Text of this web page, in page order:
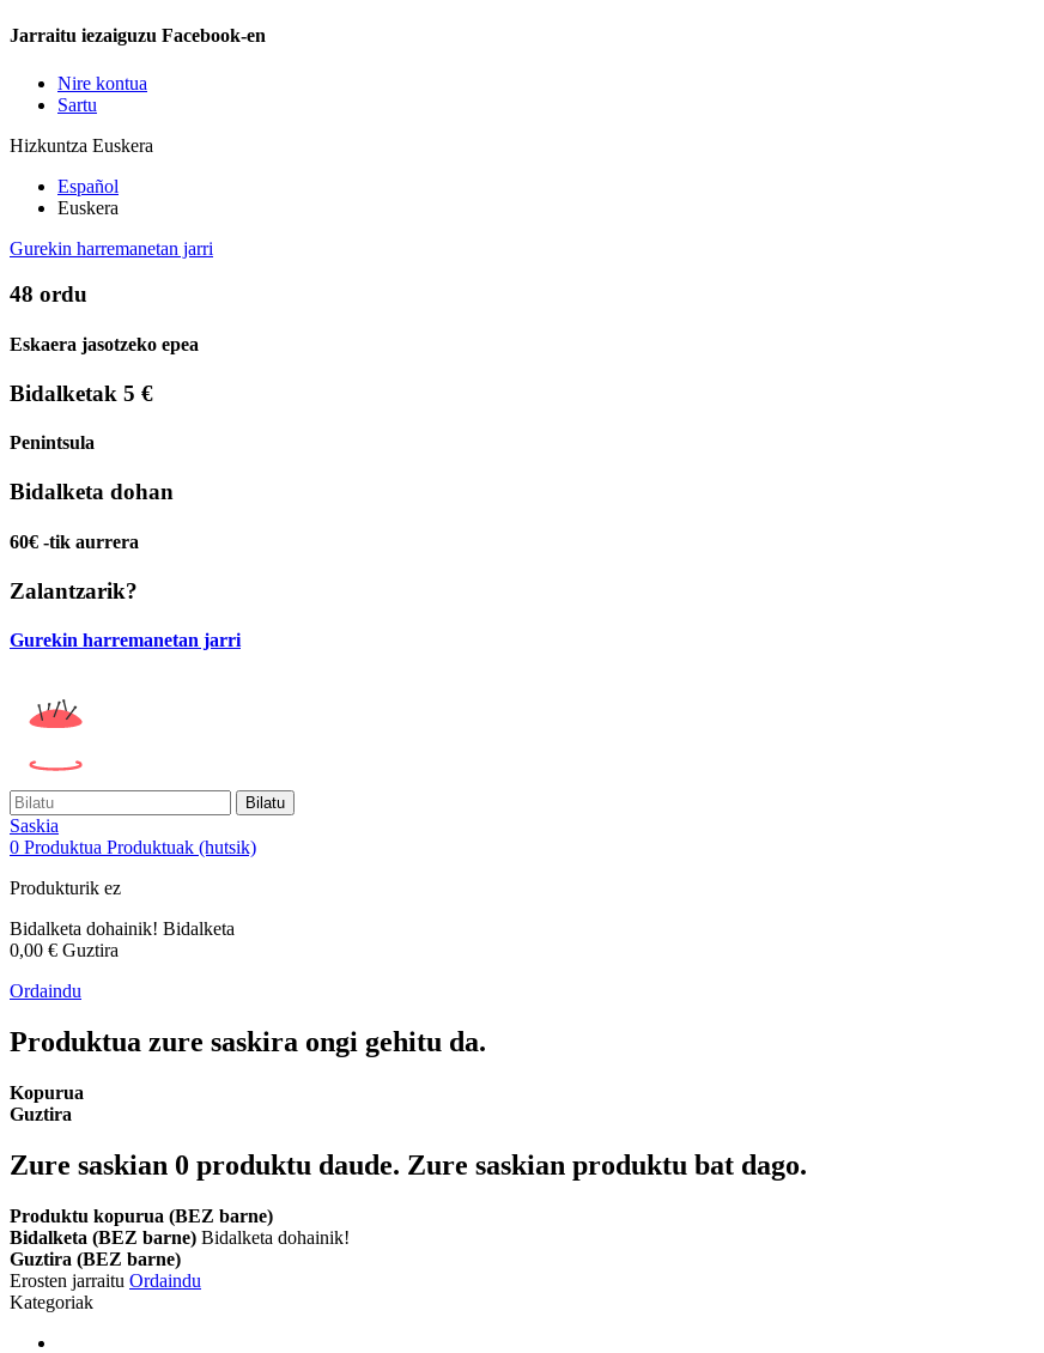
Jarraitu iezaiguzu Facebook-en
Nire kontua
Sartu
Hizkuntza Euskera
Español
Euskera
Gurekin harremanetan jarri
48 ordu
Eskaera jasotzeko epea
Bidalketak 5 €
Penintsula
Bidalketa dohan
60€ -tik aurrera
Zalantzarik?
Gurekin harremanetan jarri
Bilatu
Saskia
0 Produktua Produktuak (hutsik)
Produkturik ez
Bidalketa dohainik! Bidalketa
0,00 € Guztira
Ordaindu
Produktua zure saskira ongi gehitu da.
Kopurua
Guztira
Zure saskian 0 produktu daude. Zure saskian produktu bat dago.
Produktu kopurua (BEZ barne)
Bidalketa (BEZ barne) Bidalketa dohainik!
Guztira (BEZ barne)
Erosten jarraitu Ordaindu
Kategoriak